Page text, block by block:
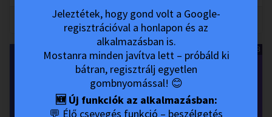
0
13:38
Jeleztétek, hogy gond volt a Google-
regisztrációval a honlapon és az
alkalmazásban is.
Mostanra minden javítva lett – próbáld ki
bátran, regisztrálj egyetlen
gombnyomással! 😊
🆕 Új funkciók az alkalmazásban:
💬 Élő csevegés funkció – beszélgetés